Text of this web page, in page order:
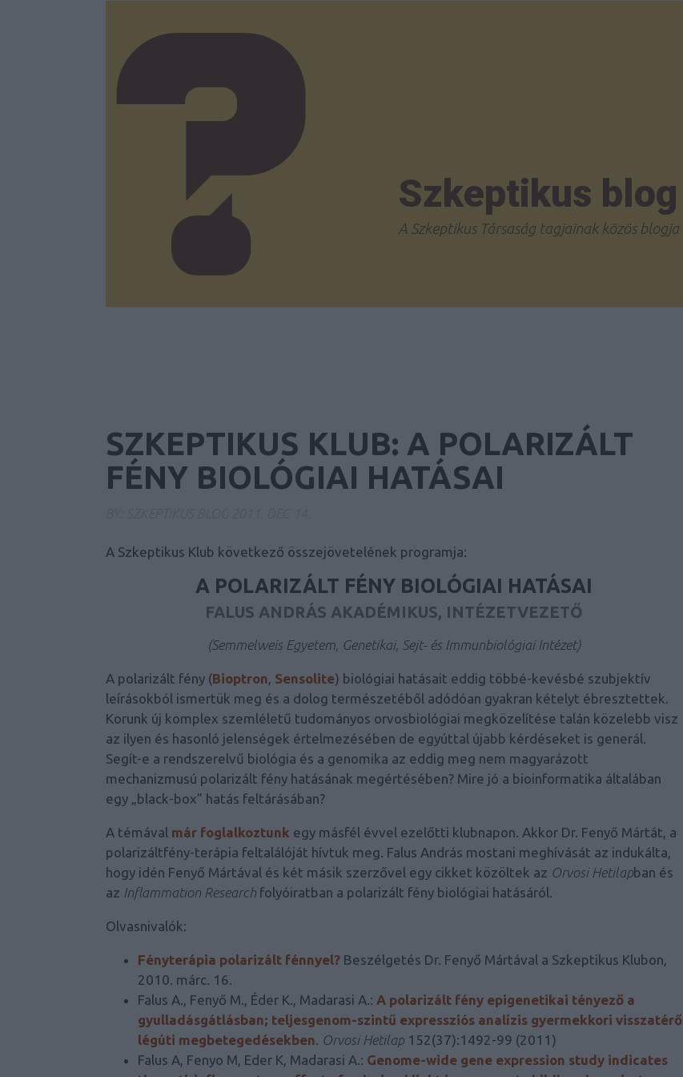
Szkeptikus blog
A Szkeptikus Társaság tagjainak közös blogja
SZKEPTIKUS KLUB: A POLARIZÁLT
FÉNY BIOLÓGIAI HATÁSAI
A Szkeptikus Klub következő összejövetelének programja:
A POLARIZÁLT FÉNY BIOLÓGIAI HATÁSAI
FALUS ANDRÁS AKADÉMIKUS, INTÉZETVEZETŐ
(Semmelweis Egyetem, Genetikai, Sejt- és Immunbiológiai Intézet)
A polarizált fény (Bioptron, Sensolite) biológiai hatásait eddig többé-kevésbé szubjektív
leírásokból ismertük meg és a dolog természetéből adódóan gyakran kételyt ébresztettek.
Korunk új komplex szemléletű tudományos orvosbiológiai megközelítése talán közelebb visz
az ilyen és hasonló jelenségek értelmezésében de egyúttal újabb kérdéseket is generál.
Segít-e a rendszerelvű biológia és a genomika az eddig meg nem magyarázott
mechanizmusú polarizált fény hatásának megértésében? Mire jó a bioinformatika általában
egy „black-box” hatás feltárásában?
A témával már foglalkoztunk egy másfél évvel ezelőtti klubnapon. Akkor Dr. Fenyő Mártát, a
polarizáltfény-terápia feltalálóját hívtuk meg. Falus András mostani meghívását az indukálta,
hogy idén Fenyő Mártával és két másik szerzővel egy cikket közöltek az Orvosi Hetilapban és
az Inflammation Research folyóiratban a polarizált fény biológiai hatásáról.
Olvasnivalók:
Fényterápia polarizált fénnyel? Beszélgetés Dr. Fenyő Mártával a Szkeptikus Klubon,
2010. márc. 16.
Falus A., Fenyő M., Éder K., Madarasi A.: A polarizált fény epigenetikai tényező a
gyulladásgátlásban; teljesgenom-szintű expressziós analízis gyermekkori visszatérő
légúti megbetegedésekben. Orvosi Hetilap 152(37):1492-99 (2011)
Falus A, Fenyo M, Eder K, Madarasi A.: Genome-wide gene expression study indicates